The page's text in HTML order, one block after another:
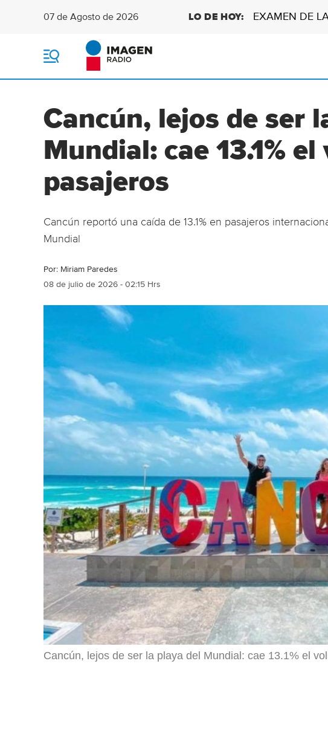
07 de Agosto de 2026 LO DE HOY: EXAMEN DE
e
Cancún, lejos de ser
Mundial: cae 13.1%
pasajeros
Cancún reportó una caída de 13.1% en pasajeros
Mundial
Por: Miriam Paredes
08 de julio de 2026 - 02:15 Hrs
Cancún, lejos de ser la playa del Mundial: cae 13.1% el